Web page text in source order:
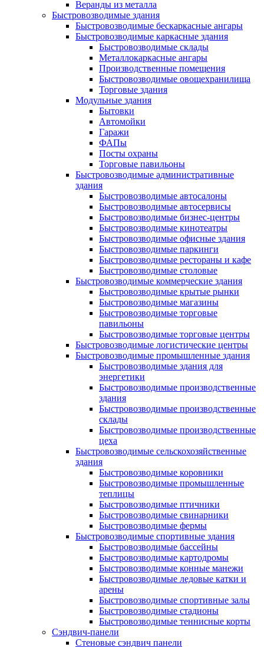
Веранды из металла
Быстровозводимые здания
Быстровозводимые бескаркасные ангары
Быстровозводимые каркасные здания
Быстровозводимые склады
Металлокаркасные ангары
Производственные помещения
Быстровозводимые овощехранилища
Торговые здания
Модульные здания
Бытовки
Автомойки
Гаражи
ФАПы
Посты охраны
Торговые павильоны
Быстровозводимые административные
здания
Быстровозводимые автосалоны
Быстровозводимые автосервисы
Быстровозводимые бизнес-центры
Быстровозводимые кинотеатры
Быстровозводимые офисные здания
Быстровозводимые паркинги
Быстровозводимые рестораны и кафе
Быстровозводимые столовые
Быстровозводимые коммерческие здания
Быстровозводимые крытые рынки
Быстровозводимые магазины
Быстровозводимые торговые
павильоны
Быстровозводимые торговые центры
Быстровозводимые логистические центры
Быстровозводимые промышленные здания
Быстровозводимые здания для
энергетики
Быстровозводимые производственные
здания
Быстровозводимые производственные
склады
Быстровозводимые производственные
цеха
Быстровозводимые сельскохозяйственные
здания
Быстровозводимые коровники
Быстровозводимые промышленные
теплицы
Быстровозводимые птичники
Быстровозводимые свинарники
Быстровозводимые фермы
Быстровозводимые спортивные здания
Быстровозводимые бассейны
Быстровозводимые картодромы
Быстровозводимые конные манежи
Быстровозводимые ледовые катки и
арены
Быстровозводимые спортивные залы
Быстровозводимые стадионы
Быстровозводимые теннисные корты
Сэндвич-панели
Стеновые сэндвич панели